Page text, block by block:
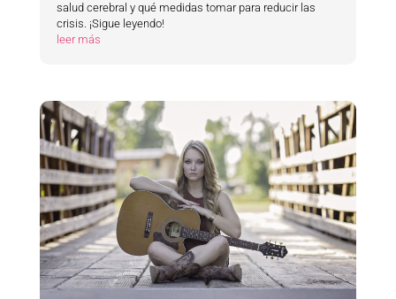
salud cerebral y qué medidas tomar para reducir las
crisis. ¡Sigue leyendo!
leer más